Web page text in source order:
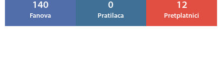
140
Fanova
0
Pratilaca
12
Pretplatnici